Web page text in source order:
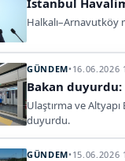
İstanbul
Halkalı–Arnavutköy
GÜNDEM•16.06.2026
Bakan
Ulaştırma ve
duyurdu.
GÜNDEM•15.06.2026